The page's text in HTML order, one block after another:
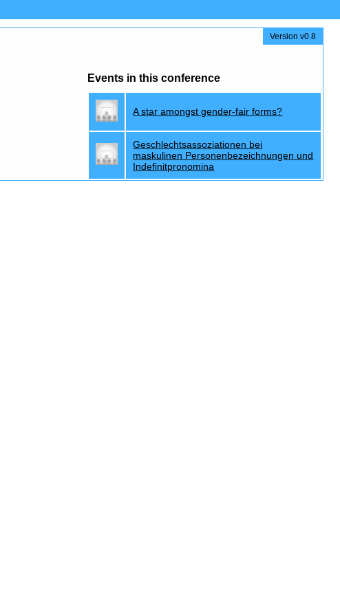
Version v0.8
Events in this conference
A star amongst gender-fair forms?
Geschlechtsassoziationen bei
maskulinen Personenbezeichnungen und
Indefinitpronomina